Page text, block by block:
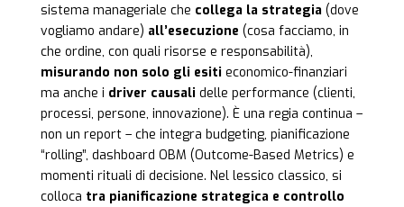
sistema manageriale che collega la strategia (dove
vogliamo andare) all’esecuzione (cosa facciamo, in
che ordine, con quali risorse e responsabilità),
misurando non solo gli esiti economico-finanziari
ma anche i driver causali delle performance (clienti,
processi, persone, innovazione). È una regia continua –
non un report – che integra budgeting, pianificazione
“rolling”, dashboard OBM (Outcome-Based Metrics) e
momenti rituali di decisione. Nel lessico classico, si
colloca tra pianificazione strategica e controllo